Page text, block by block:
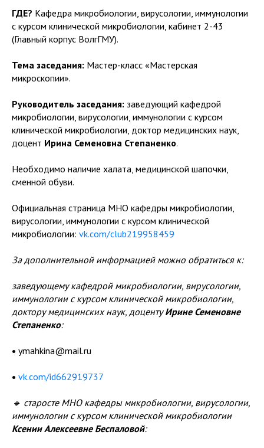
ГДЕ? Кафедра микробиологии, вирусологии, иммунологии
с курсом клинической микробиологии, кабинет 2-43
(Главный корпус ВолгГМУ).
Тема заседания: Мастер-класс «Мастерская
микроскопии».
Руководитель заседания: заведующий кафедрой
микробиологии, вирусологии, иммунологии с курсом
клинической микробиологии, доктор медицинских наук,
доцент Ирина Семеновна Степаненко.
Необходимо наличие халата, медицинской шапочки,
сменной обуви.
Официальная страница МНО кафедры микробиологии,
вирусологии, иммунологии с курсом клинической
микробиологии: vk.com/club219958459
За дополнительной информацией можно обратиться к:
заведующему кафедрой микробиологии, вирусологии,
иммунологии с курсом клинической микробиологии,
доктору медицинских наук, доцентуИрине Семеновне
Степаненко:
• ymahkina@mail.ru
• vk.com/id662919737
🔹 старосте МНО кафедры микробиологии, вирусологии,
иммунологии с курсом клинической микробиологии
Ксении Алексеевне Беспаловой: